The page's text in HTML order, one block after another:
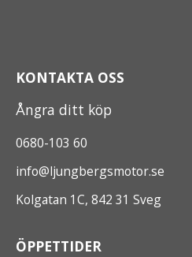
KONTAKTA OSS
Ångra ditt köp
0680-103 60
info@ljungbergsmotor.se
Kolgatan 1C, 842 31 Sveg
ÖPPETTIDER